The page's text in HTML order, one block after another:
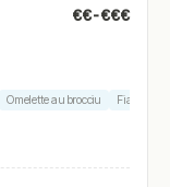
€€-€€€
Omelette au brocciu Fiadone